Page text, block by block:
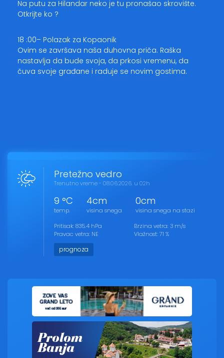
Na putu za Hilandar neko je tu pronašao skrovište.
Otkrijte ko ?
18 :00– Polazak za Kopaonik
Ovim se završava naša duhovna priča. Raška
nastavlja da bude svoja, da prkosi vremenu, da
čuva svoje građane i raduje se novim gostima.
Pretežno vedro
Trenutno vreme - 08.06.2026. u 02h
9 °C
temp.
4cm
visina snega
0cm
visina snega na stazi
Pritisak: 835.4 hPa
Pravac vetra: NE
Brzina vetra: 3 m/s
Vlažnost: 71 %
prognoza